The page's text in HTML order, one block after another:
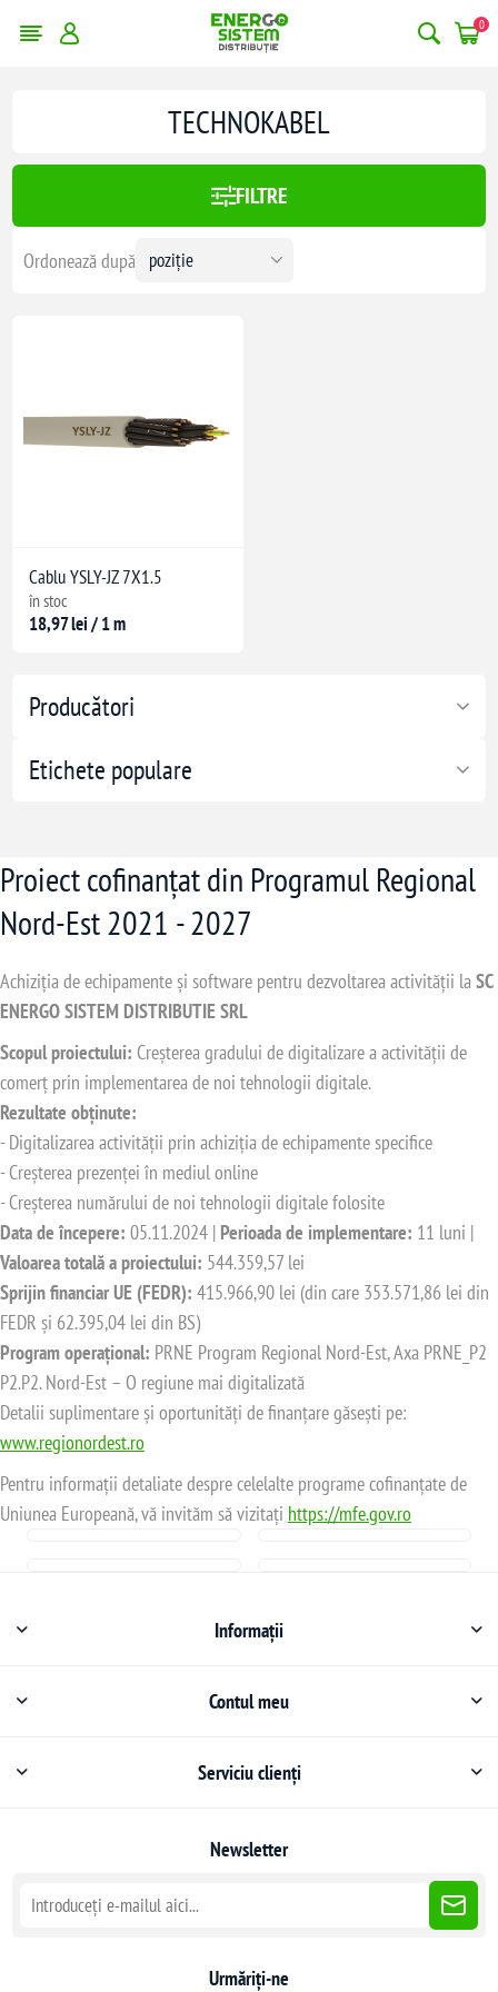
0
Producători
Etichete populare
TECHNOKABEL
FILTRE
Ordonează după
Cablu YSLY-JZ 7X1.5
în stoc
18,97 lei / 1 m
Proiect cofinanțat din Programul Regional
Nord-Est 2021 - 2027
Achiziția de echipamente și software pentru dezvoltarea activității laSC
ENERGO SISTEM DISTRIBUTIE SRL
Scopul proiectului: Creșterea gradului de digitalizare a activității de
comerț prin implementarea de noi tehnologii digitale.
Rezultate obținute:
- Digitalizarea activității prin achiziția de echipamente specifice
- Creșterea prezenței în mediul online
- Creșterea numărului de noi tehnologii digitale folosite
Data de începere: 05.11.2024 | Perioada de implementare: 11 luni |
Valoarea totală a proiectului: 544.359,57 lei
Sprijin financiar UE (FEDR): 415.966,90 lei (din care 353.571,86 lei din
FEDR și 62.395,04 lei din BS)
Program operațional: PRNE Program Regional Nord-Est, Axa PRNE_P2
P2.P2. Nord-Est – O regiune mai digitalizată
Detalii suplimentare și oportunități de finanțare găsești pe:
www.regionordest.ro
Pentru informații detaliate despre celelalte programe cofinanțate de
Uniunea Europeană, vă invităm să vizitați https://mfe.gov.ro
Informații
Contul meu
Serviciu clienți
Newsletter
Urmăriți-ne